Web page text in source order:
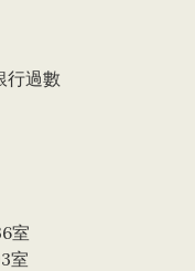
過數
室
室